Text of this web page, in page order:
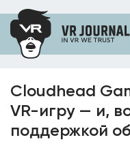
Cloudhead
VR-игру — и,
поддержкой